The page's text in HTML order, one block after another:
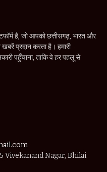
है, जो आपको छत्तीसगढ़, भारत और
प्रदान करता है। हमारी
पहुँचाना, ताकि वे हर पहलू से
Vivekanand Nagar, Bhilai